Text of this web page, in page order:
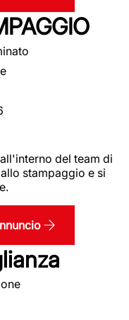
del team di
stampaggio e si